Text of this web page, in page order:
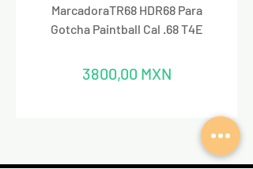
MarcadoraTR68 HDR68 Para
Gotcha Paintball Cal .68 T4E
Precio
3800,00 MXN